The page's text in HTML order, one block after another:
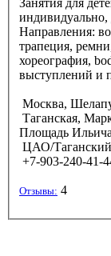
индивидуально,
Направления:
трапеция,
хореография,
выступлений и
Москва,
Таганская,
Площадь Ильича
ЦАО/
+7-903-240-41-
Отзывы: 4